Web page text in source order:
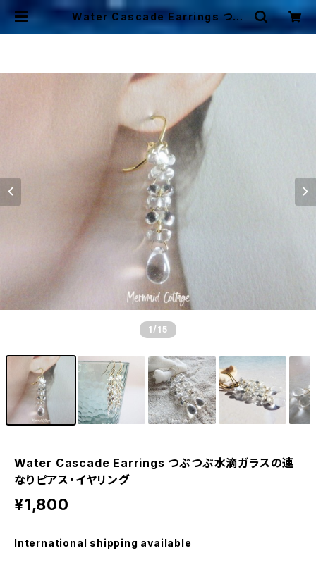
Water Cascade Earrings つぶ
つぶ水滴ガラスの連なりピアス・イヤ
1 /15
Water Cascade Earrings つぶつぶ水滴ガラスの連
なりピアス・イヤリング
¥1,800
International shipping available